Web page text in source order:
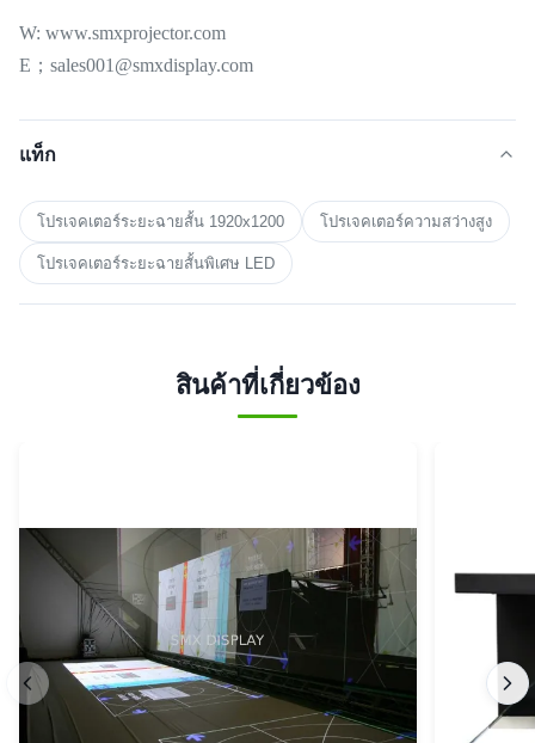
W: www.smxprojector.com
E；sales001@smxdisplay.com
แท็ก
โปรเจคเตอร์ระยะฉายสั้น 1920x1200 โปรเจคเตอร์ความสว่างสูง
โปรเจคเตอร์ระยะฉายสั้นพิเศษ LED
สินค้าที่เกี่ยวข้อง